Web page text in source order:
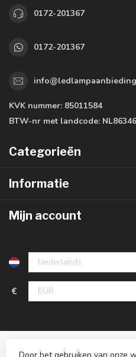
0172-201367
0172-201367
KVK nummer: 85011584
BTW-nr met landcode:
Categorieën
Informatie
Mijn account
€